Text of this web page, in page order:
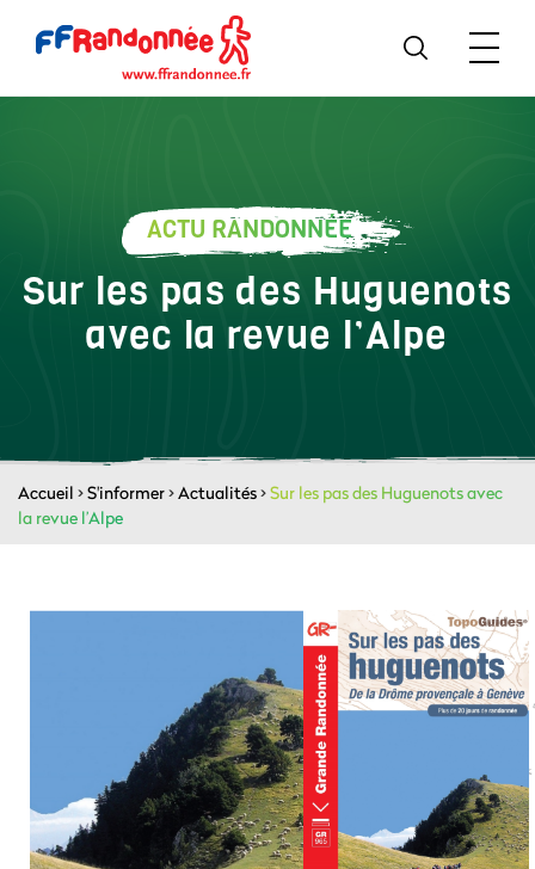
ACTU RANDONNÉE
Sur les pas des Huguenots
avec la revue l’Alpe
Accueil >S'informer>Actualités>Sur les pas des Huguenots avec
la revue l’Alpe